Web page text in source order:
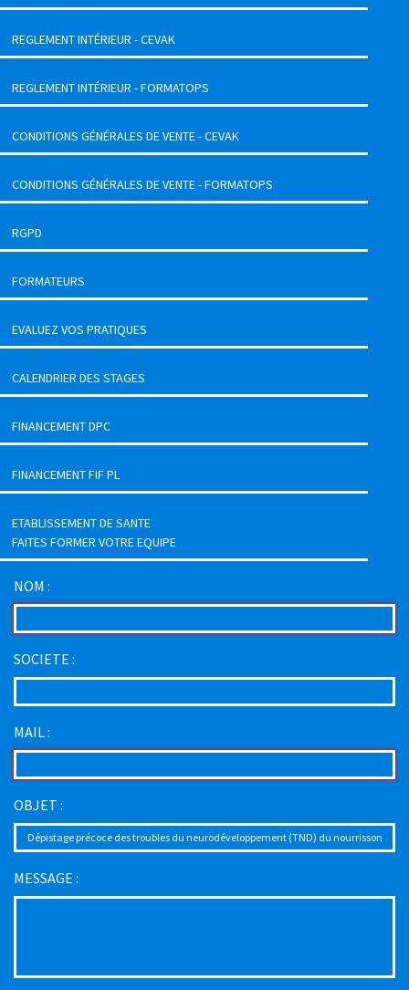
REGLEMENT INTÉRIEUR - CEVAK
REGLEMENT INTÉRIEUR - FORMATOPS
CONDITIONS GÉNÉRALES DE VENTE - CEVAK
CONDITIONS GÉNÉRALES DE VENTE - FORMATOPS
RGPD
FORMATEURS
EVALUEZ VOS PRATIQUES
CALENDRIER DES STAGES
FINANCEMENT DPC
FINANCEMENT FIF PL
ETABLISSEMENT DE SANTE
FAITES FORMER VOTRE EQUIPE
NOM :
SOCIETE :
MAIL :
OBJET :
MESSAGE :